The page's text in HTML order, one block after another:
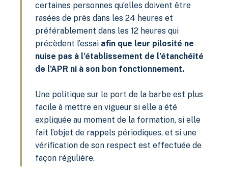
certaines personnes qu’elles doivent être
rasées de près dans les 24 heures et
préférablement dans les 12 heures qui
précèdent l’essai afin que leur pilosité ne
nuise pas à l’établissement de l’étanchéité
de l’APR ni à son bon fonctionnement.
Une politique sur le port de la barbe est plus
facile à mettre en vigueur si elle a été
expliquée au moment de la formation, si elle
fait l’objet de rappels périodiques, et si une
vérification de son respect est effectuée de
façon régulière.